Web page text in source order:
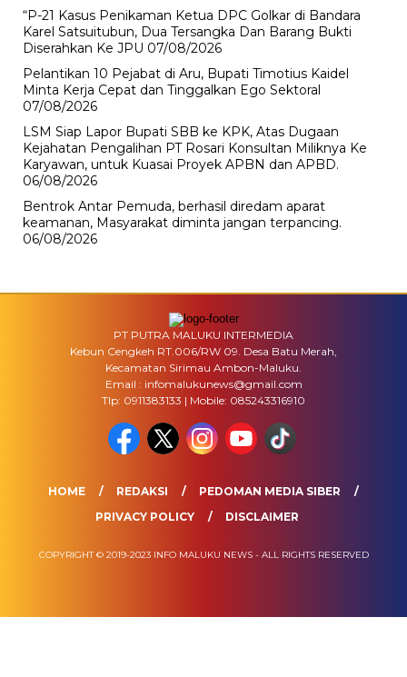
“P-21 Kasus Penikaman Ketua DPC Golkar di Bandara
Karel Satsuitubun, Dua Tersangka Dan Barang Bukti
Diserahkan Ke JPU 07/08/2026
Pelantikan 10 Pejabat di Aru, Bupati Timotius Kaidel
Minta Kerja Cepat dan Tinggalkan Ego Sektoral
07/08/2026
LSM Siap Lapor Bupati SBB ke KPK, Atas Dugaan
Kejahatan Pengalihan PT Rosari Konsultan Miliknya Ke
Karyawan, untuk Kuasai Proyek APBN dan APBD.
06/08/2026
Bentrok Antar Pemuda, berhasil diredam aparat
keamanan, Masyarakat diminta jangan terpancing.
06/08/2026
PT PUTRA MALUKU INTERMEDIA
Kebun Cengkeh RT.006/RW 09. Desa Batu Merah,
Kecamatan Sirimau Ambon-Maluku.
Email : infomalukunews@gmail.com
Tlp: 0911383133 | Mobile: 085243316910
HOME REDAKSI
PEDOMAN MEDIA SIBER
PRIVACY POLICY
DISCLAIMER
COPYRIGHT © 2019-2023 INFO MALUKU NEWS - ALL RIGHTS RESERVED